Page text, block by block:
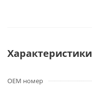
Характеристики
OEM номер